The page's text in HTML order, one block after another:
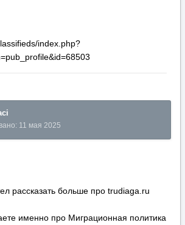
index.php?
11 мая 2025
рассказать больше про trudiaga.ru
именно про Миграционная политика